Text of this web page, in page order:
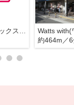
約464m／